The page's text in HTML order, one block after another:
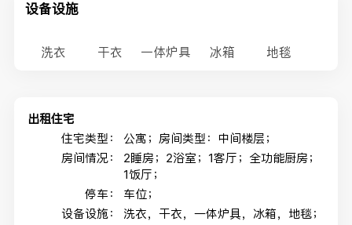
设备设施
洗衣 干衣 一体炉具 冰箱 地毯
出租住宅
住宅类型：
公寓；房间类型：中间楼层；
房间情况：
2睡房；2浴室；1客厅；全功能厨房；
1饭厅；
停车：
车位；
设备设施：
洗衣，干衣，一体炉具，冰箱，地毯；